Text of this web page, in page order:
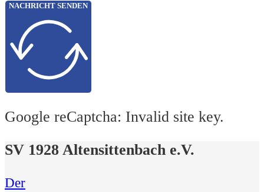
NACHRICHT SENDEN
Google reCaptcha: Invalid site key.
SV 1928 Altensittenbach e.V.
Der